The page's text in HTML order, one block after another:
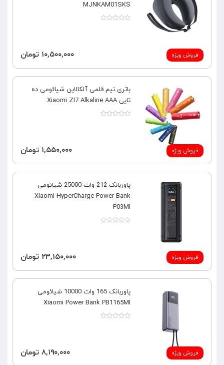
فروش ویژه
MJNKAM01SKS
۱۰,۵۰۰,۰۰۰ تومان
فروش ویژه
باتری نیم قلمی آلکالاین شیائومی ده
تایی Xiaomi ZI7 Alkaline AAA
۱,۵۵۰,۰۰۰ تومان
فروش ویژه
پاوربانک 212 وات 25000 شیائومی
Xiaomi HyperCharge Power Bank
P03MI
۲۳,۱۵۰,۰۰۰ تومان
فروش ویژه
پاوربانک 165 وات 10000 شیائومی
Xiaomi Power Bank PB1165MI
۸,۱۹۰,۰۰۰ تومان